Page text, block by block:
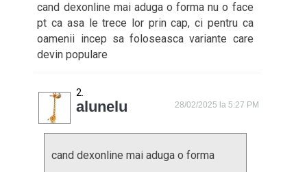
cand dexonline mai aduga o forma nu o face
pt ca asa le trece lor prin cap, ci pentru ca
oamenii incep sa foloseasca variante care
devin populare
alunelu 28/02/2025 la 5:27 PM
cand dexonline mai aduga o forma